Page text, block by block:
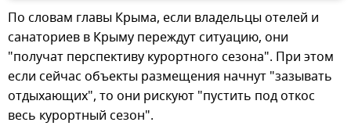
По словам главы Крыма, если владельцы отелей и
санаториев в Крыму переждут ситуацию, они
"получат перспективу курортного сезона". При этом
если сейчас объекты размещения начнут "зазывать
отдыхающих", то они рискуют "пустить под откос
весь курортный сезон".